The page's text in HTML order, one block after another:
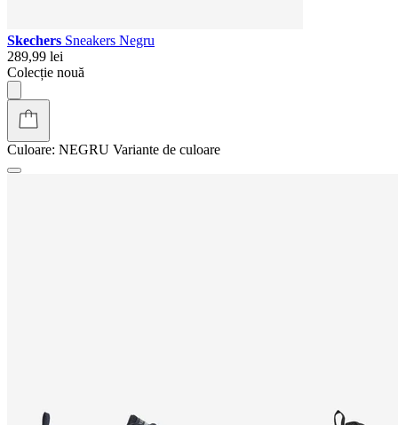
Skechers Sneakers Negru
289,99 lei
Colecție nouă
Culoare: NEGRU Variante de culoare